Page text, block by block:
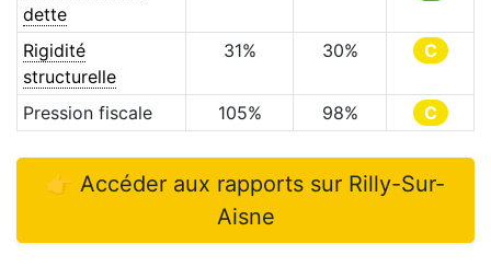
dette
Rigidité
structurelle
31% 30% C
Pression fiscale 105% 98% C
👉 Accéder aux rapports sur Rilly-Sur-
Aisne